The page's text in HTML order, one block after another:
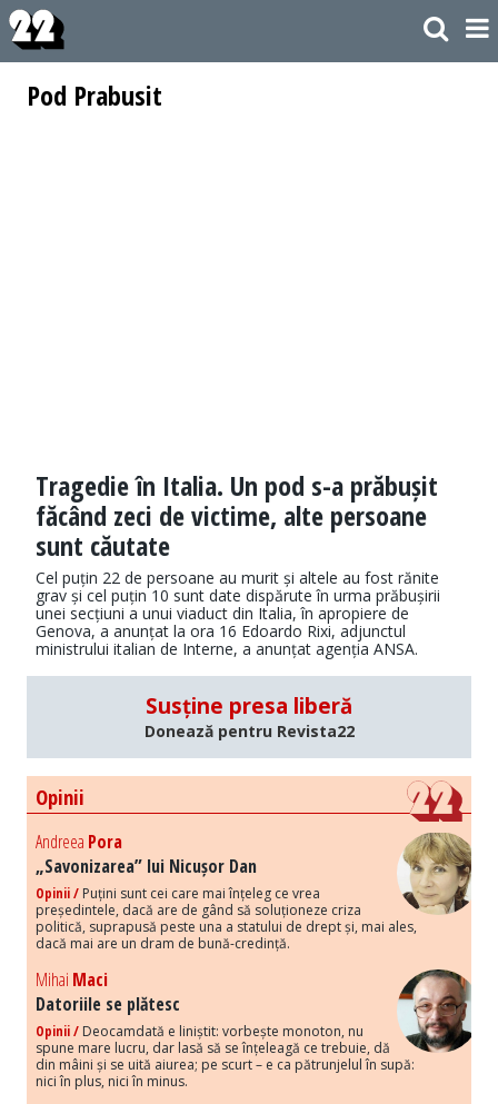
Pod Prabusit
Tragedie în Italia. Un pod s-a prăbușit
făcând zeci de victime, alte persoane
sunt căutate
Cel puțin 22 de persoane au murit și altele au fost rănite
grav și cel puțin 10 sunt date dispărute în urma prăbușirii
unei secțiuni a unui viaduct din Italia, în apropiere de
Genova, a anunțat la ora 16 Edoardo Rixi, adjunctul
ministrului italian de Interne, a anunțat agenția ANSA.
Susține presa liberă
Donează pentru Revista22
Opinii
Andreea Pora
„Savonizarea” lui Nicușor Dan
Opinii / Puțini sunt cei care mai înțeleg ce vrea
președintele, dacă are de gând să soluționeze criza
politică, suprapusă peste una a statului de drept și, mai ales,
dacă mai are un dram de bună-credință.
Mihai Maci
Datoriile se plătesc
Opinii / Deocamdată e liniștit: vorbește monoton, nu
spune mare lucru, dar lasă să se înțeleagă ce trebuie, dă
din mâini și se uită aiurea; pe scurt – e ca pătrunjelul în supă:
nici în plus, nici în minus.